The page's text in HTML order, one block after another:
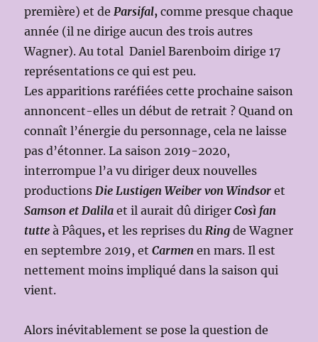
première) et deParsifal,comme presque chaque
année (il ne dirige aucun des trois autres
Wagner). Au total Daniel Barenboim dirige 17
représentations ce qui est peu.
Les apparitions raréfiées cette prochaine saison
annoncent-elles un début de retrait ? Quand on
connaît l’énergie du personnage, cela ne laisse
pas d’étonner. La saison 2019-2020,
interrompue l’a vu diriger deux nouvelles
productionsDie Lustigen Weiber von Windsor et
Samson et Dalila et il aurait dû dirigerCosì fan
tutte à Pâques,et les reprises duRing de Wagner
en septembre 2019, etCarmen en mars. Il est
nettement moins impliqué dans la saison qui
vient.
Alors inévitablement se pose la question de